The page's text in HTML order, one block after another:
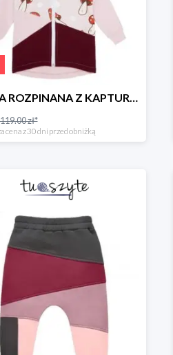
BLUZA ROZPINANA Z KAPTUREM MUCHOMORY
119.00 zł*
cena z 30 dni przed obniżką